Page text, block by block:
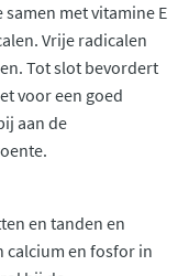
met vitamine E
Vrije radicalen
Tot slot bevordert
voor een goed
aan de
en tanden en
calcium en fosfor in